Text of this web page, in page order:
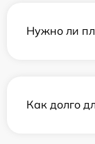
Нужно ли
Как долго